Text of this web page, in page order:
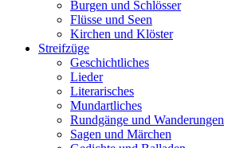
Burgen und Schlösser
Flüsse und Seen
Kirchen und Klöster
Streifzüge
Geschichtliches
Lieder
Literarisches
Mundartliches
Rundgänge und Wanderungen
Sagen und Märchen